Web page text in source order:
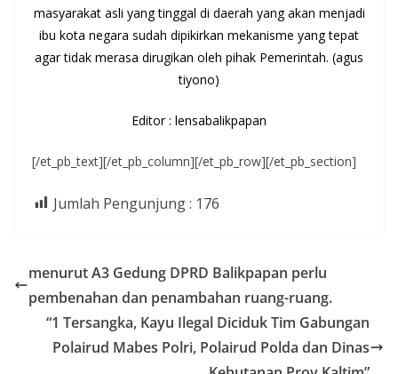
masyarakat asli yang tinggal di daerah yang akan menjadi
ibu kota negara sudah dipikirkan mekanisme yang tepat
agar tidak merasa dirugikan oleh pihak Pemerintah. (agus
tiyono)
Editor : lensabalikpapan
[/et_pb_text][/et_pb_column][/et_pb_row][/et_pb_section]
Jumlah Pengunjung : 176
menurut A3 Gedung DPRD Balikpapan perlu
pembenahan dan penambahan ruang-ruang.
“1 Tersangka, Kayu Ilegal Diciduk Tim Gabungan
Polairud Mabes Polri, Polairud Polda dan Dinas